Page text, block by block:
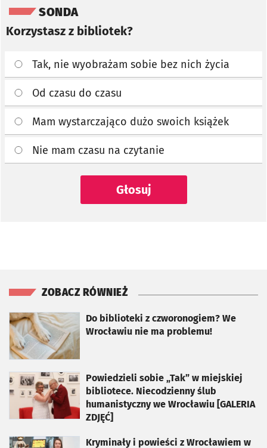
SONDA
Korzystasz z bibliotek?
Tak, nie wyobrażam sobie bez nich życia
Od czasu do czasu
Mam wystarczająco dużo swoich książek
Nie mam czasu na czytanie
Głosuj
ZOBACZ RÓWNIEŻ
Do biblioteki z czworonogiem? We
Wrocławiu nie ma problemu!
otworzy się w nowej karcie
Powiedzieli sobie „Tak” w miejskiej
bibliotece. Niecodzienny ślub
humanistyczny we Wrocławiu [GALERIA
ZDJĘĆ]
otworzy się w nowej karcie
Kryminały i powieści z Wrocławiem w
otworzy się w nowej karcie